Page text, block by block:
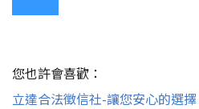
您也許會喜歡：
立達合法徵信社-讓您安心的選擇